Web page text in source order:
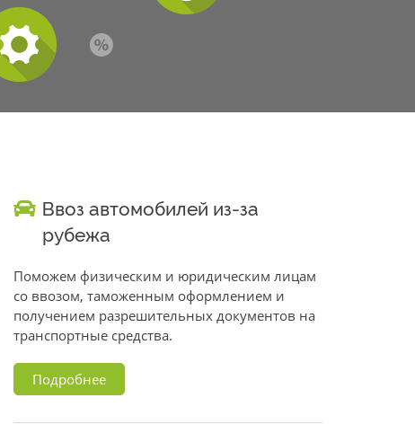
Ввоз автомобилей из-за
рубежа
Поможем физическим и юридическим лицам
со ввозом, таможенным оформлением и
получением разрешительных документов на
транспортные средства.
Подробнее